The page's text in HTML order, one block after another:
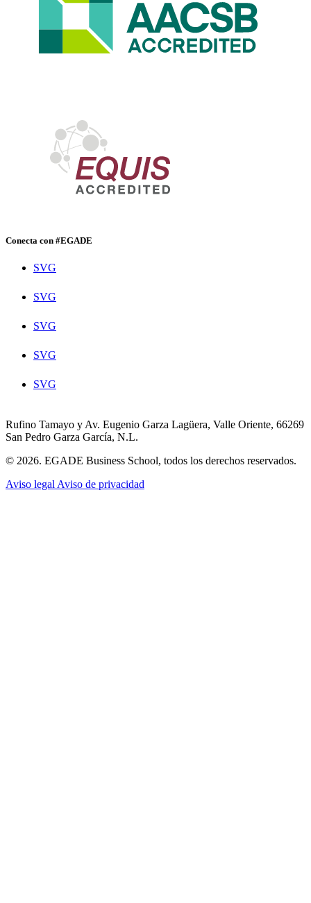
Conecta con #EGADE
SVG
SVG
SVG
SVG
SVG
Rufino Tamayo y Av. Eugenio Garza Lagüera, Valle Oriente, 66269
San Pedro Garza García, N.L.
© 2026. EGADE Business School, todos los derechos reservados.
Aviso legal Aviso de privacidad